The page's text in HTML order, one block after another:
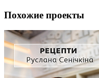
Похожие проекты